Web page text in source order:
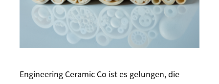
Engineering Ceramic Co ist es gelungen, die